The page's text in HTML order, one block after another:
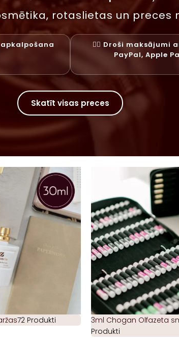
rotaslietas un preces
✓⃝ Droši maksājumi
PayPal, Apple
Skatīt visas preces
72 Produkti 3ml Chogan Olfazeta
Produkti